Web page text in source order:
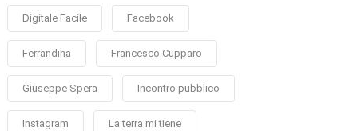
Digitale Facile Facebook
Ferrandina Francesco Cupparo
Giuseppe Spera Incontro pubblico
Instagram La terra mi tiene